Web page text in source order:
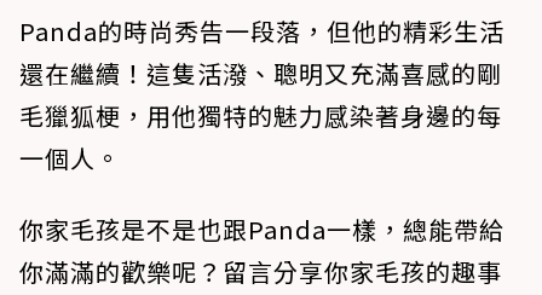
Panda的時尚秀告一段落，但他的精彩生活
還在繼續！這隻活潑、聰明又充滿喜感的剛
毛獵狐梗，用他獨特的魅力感染著身邊的每
一個人。
你家毛孩是不是也跟Panda一樣，總能帶給
你滿滿的歡樂呢？留言分享你家毛孩的趣事